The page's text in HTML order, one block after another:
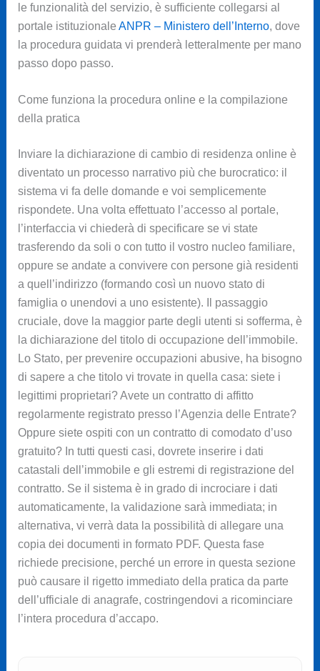
le funzionalità del servizio, è sufficiente collegarsi al
portale istituzionale ANPR – Ministero dell’Interno, dove
la procedura guidata vi prenderà letteralmente per mano
passo dopo passo.
Come funziona la procedura online e la compilazione
della pratica
Inviare la dichiarazione di cambio di residenza online è
diventato un processo narrativo più che burocratico: il
sistema vi fa delle domande e voi semplicemente
rispondete. Una volta effettuato l’accesso al portale,
l’interfaccia vi chiederà di specificare se vi state
trasferendo da soli o con tutto il vostro nucleo familiare,
oppure se andate a convivere con persone già residenti
a quell’indirizzo (formando così un nuovo stato di
famiglia o unendovi a uno esistente). Il passaggio
cruciale, dove la maggior parte degli utenti si sofferma, è
la dichiarazione del titolo di occupazione dell’immobile.
Lo Stato, per prevenire occupazioni abusive, ha bisogno
di sapere a che titolo vi trovate in quella casa: siete i
legittimi proprietari? Avete un contratto di affitto
regolarmente registrato presso l’Agenzia delle Entrate?
Oppure siete ospiti con un contratto di comodato d’uso
gratuito? In tutti questi casi, dovrete inserire i dati
catastali dell’immobile e gli estremi di registrazione del
contratto. Se il sistema è in grado di incrociare i dati
automaticamente, la validazione sarà immediata; in
alternativa, vi verrà data la possibilità di allegare una
copia dei documenti in formato PDF. Questa fase
richiede precisione, perché un errore in questa sezione
può causare il rigetto immediato della pratica da parte
dell’ufficiale di anagrafe, costringendovi a ricominciare
l’intera procedura d’accapo.